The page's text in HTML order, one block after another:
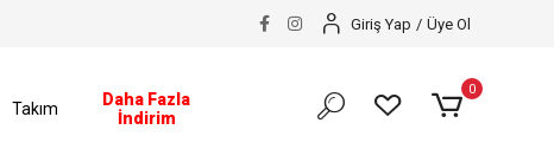
Giriş Yap / Üye Ol
Takım
Daha Fazla
İndirim
0